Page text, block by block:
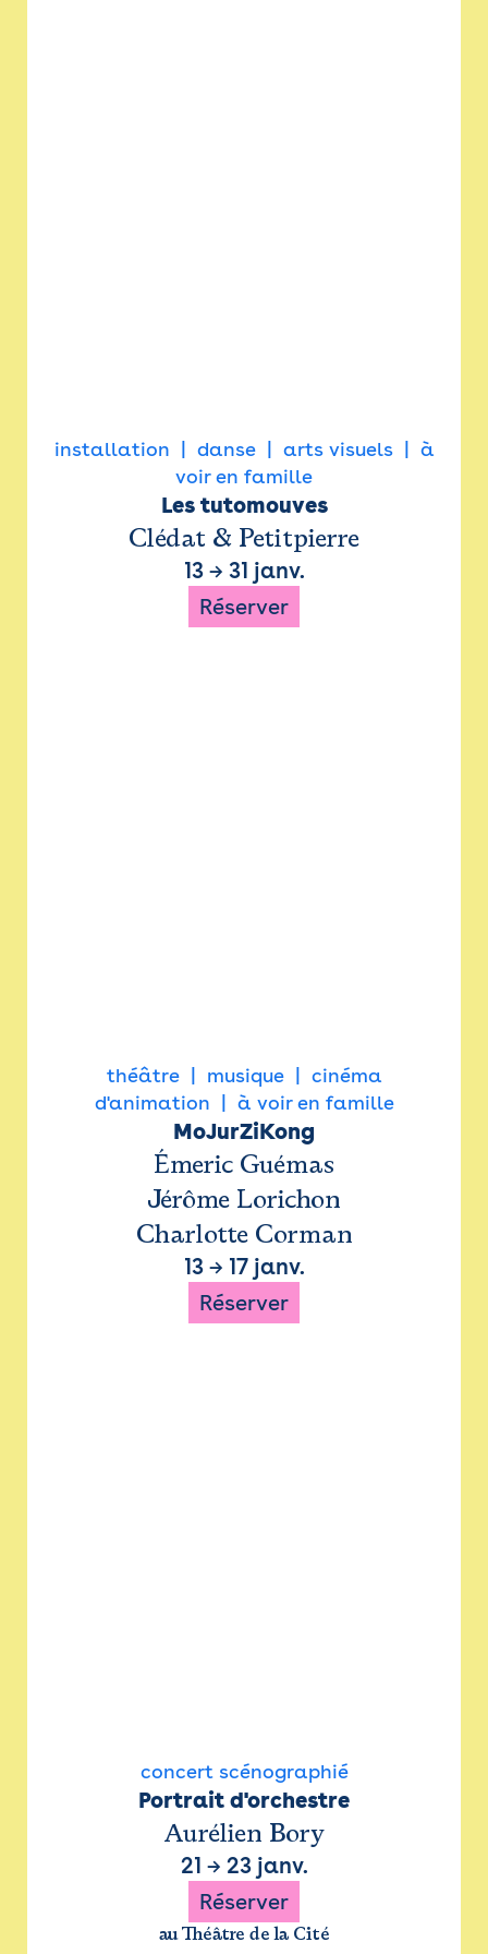
installation danse arts visuels
à
voir en famille
Les tutomouves
Clédat & Petitpierre
13→ 31 janv.
Réserver
théâtre musique
cinéma
d'animation
à voir en famille
MoJurZiKong
Émeric Guémas
Jérôme Lorichon
Charlotte Corman
13→ 17 janv.
Réserver
concert scénographié
Portrait d'orchestre
Aurélien Bory
21 → 23 janv.
Réserver
au Théâtre de la Cité